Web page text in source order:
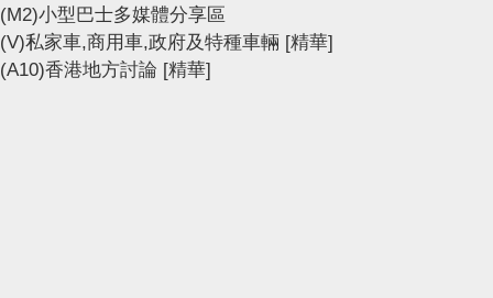
(M2)小型巴士多媒體分享區
(V)私家車,商用車,政府及特種車輛 [精華]
(A10)香港地方討論 [精華]